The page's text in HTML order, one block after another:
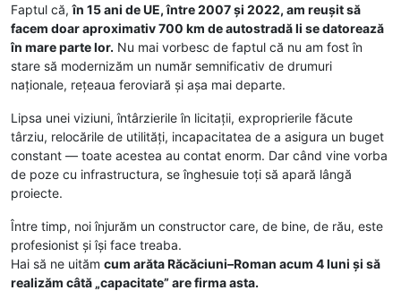
Faptul că,în 15 ani de UE, între 2007 și 2022, am reușit să
facem doar aproximativ 700 km de autostradă li se datorează
în mare parte lor. Nu mai vorbesc de faptul că nu am fost în
stare să modernizăm un număr semnificativ de drumuri
naționale, rețeaua feroviară și așa mai departe.
Lipsa unei viziuni, întârzierile în licitații, exproprierile făcute
târziu, relocările de utilități, incapacitatea de a asigura un buget
constant — toate acestea au contat enorm. Dar când vine vorba
de poze cu infrastructura, se înghesuie toți să apară lângă
proiecte.
Între timp, noi înjurăm un constructor care, de bine, de rău, este
profesionist și își face treaba.
Hai să ne uităm cum arăta Răcăciuni–Roman acum 4 luni și să
realizăm câtă „capacitate” are firma asta.